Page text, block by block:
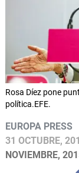
Rosa Díez pone
política.EFE.
EUROPA PRESS
31 OCTUBRE,
NOVIEMBRE,